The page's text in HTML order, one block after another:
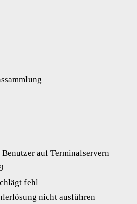
auf Terminalservern
fehl
nicht ausführen